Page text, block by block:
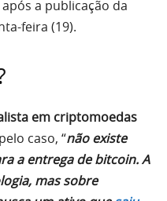
a publicação da
feira (19).
em criptomoedas
caso, “não existe
a entrega de bitcoin. A
mas sobre